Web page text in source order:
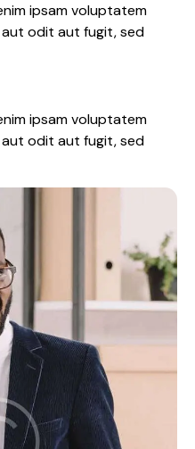
ipsam voluptatem
odit aut fugit, sed
ipsam voluptatem
odit aut fugit, sed